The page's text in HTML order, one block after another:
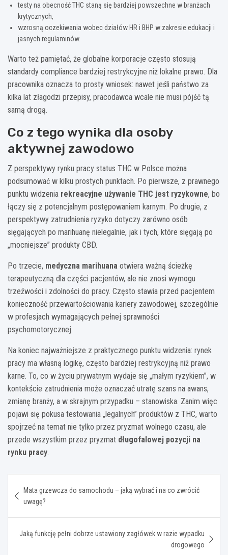
testy na obecność THC staną się bardziej powszechne w branżach
krytycznych,
wzrosną oczekiwania wobec działów HR i BHP w zakresie edukacji i
jasnych regulaminów.
Warto też pamiętać, że globalne korporacje często stosują
standardy compliance bardziej restrykcyjne niż lokalne prawo. Dla
pracownika oznacza to prosty wniosek: nawet jeśli państwo za
kilka lat złagodzi przepisy, pracodawca wcale nie musi pójść tą
samą drogą.
Co z tego wynika dla osoby
aktywnej zawodowo
Z perspektywy rynku pracy status THC w Polsce można
podsumować w kilku prostych punktach. Po pierwsze, z prawnego
punktu widzenia rekreacyjne używanie THC jest ryzykowne, bo
łączy się z potencjalnym postępowaniem karnym. Po drugie, z
perspektywy zatrudnienia ryzyko dotyczy zarówno osób
sięgających po marihuanę nielegalnie, jak i tych, które sięgają po
„mocniejsze” produkty CBD.
Po trzecie, medyczna marihuana otwiera ważną ścieżkę
terapeutyczną dla części pacjentów, ale nie znosi wymogu
trzeźwości i zdolności do pracy. Często stawia przed pacjentem
konieczność przewartościowania kariery zawodowej, szczególnie
w profesjach wymagających pełnej sprawności
psychomotorycznej.
Na koniec najważniejsze z praktycznego punktu widzenia: rynek
pracy ma własną logikę, często bardziej restrykcyjną niż prawo
karne. To, co w życiu prywatnym wydaje się „małym ryzykiem”, w
kontekście zatrudnienia może oznaczać utratę szans na awans,
zmianę branży, a w skrajnym przypadku – stanowiska. Zanim więc
pojawi się pokusa testowania „legalnych” produktów z THC, warto
spojrzeć na temat nie tylko przez pryzmat wolnego czasu, ale
przede wszystkim przez pryzmat długofalowej pozycji na
rynku pracy.
wpisu
Mata grzewcza do samochodu – jaką wybrać i na co zwrócić
uwagę?
Jaką funkcję pełni dobrze ustawiony zagłówek w razie wypadku
drogowego